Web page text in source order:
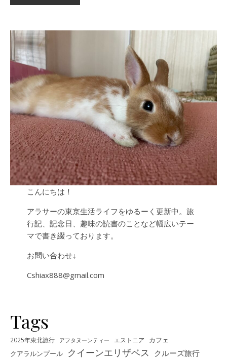
こんにちは！
アラサーの東京生活ライフをゆるーく更新中。旅
行記、記念日、趣味の読書のことなど幅広いテー
マで書き綴っております。
お問い合わせ↓
Cshiax888@gmail.com
Tags
2025年東北旅行 アフタヌーンティー エストニア カフェ
クアラルンプール クイーンエリザベス
クルーズ旅行